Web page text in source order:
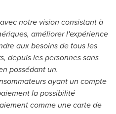
notre vision consistant à
améliorer l'expérience
aux besoins de tous les
depuis les personnes sans
possédant un.
ayant un compte
la possibilité
comme une carte de